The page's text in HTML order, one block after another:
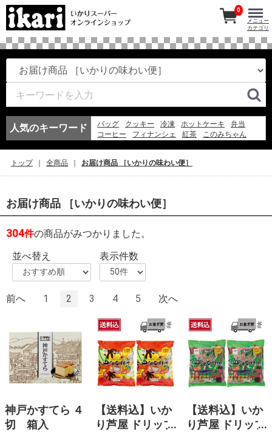
人気のキーワード バッグ クッキー 冷凍 ホットケーキ
弁当
コーヒー
フィナンシェ 紅茶
このみちゃん
フルーツ
そうめん
0
メニュー
カテゴリ
トップ 全商品 お届け商品 ［いかりの味わい便］
お届け商品 ［いかりの味わい便］
304件の商品がみつかりました。
並べ替え
表示件数
前へ 1 2 3 4 5 次へ
神戸かすてら ４
切 箱入
【送料込】いか
り芦屋 ドリップ
【送料込】いか
り芦屋 ドリップ